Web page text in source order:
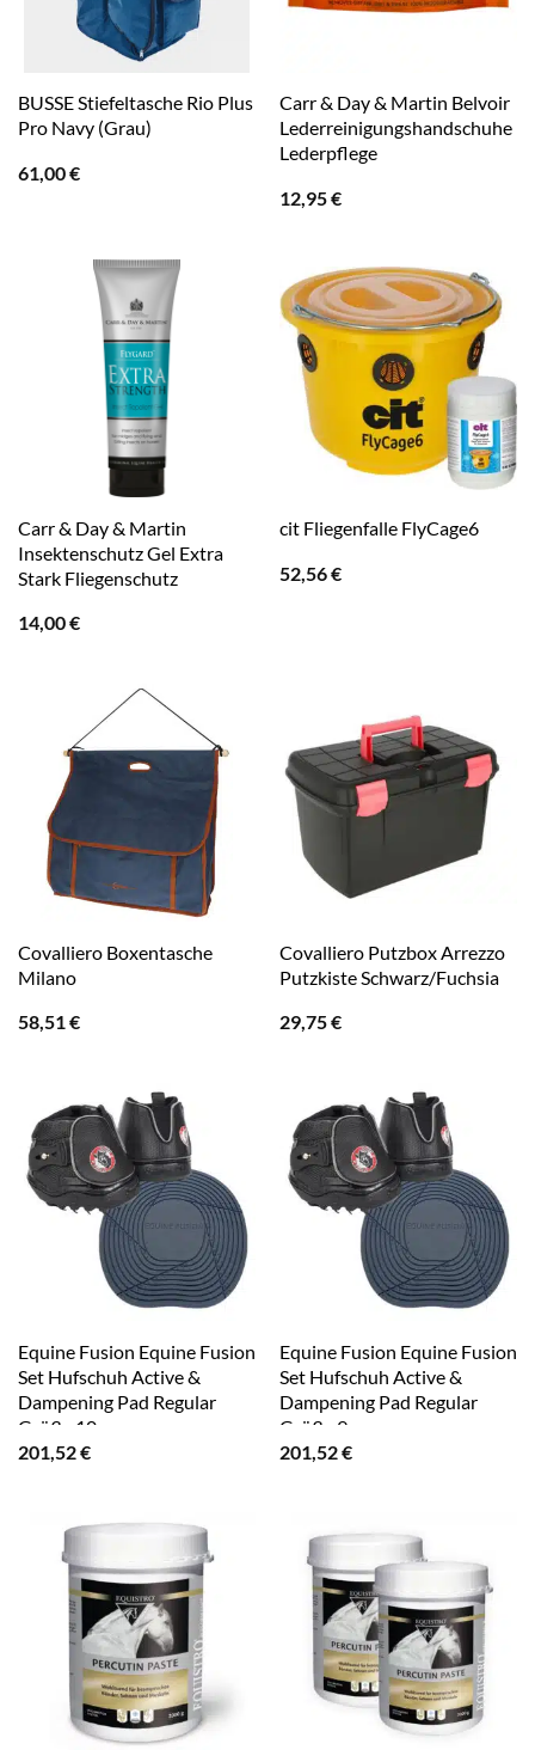
BUSSE Stiefeltasche Rio Plus
Pro Navy (Grau)
61,00€
Carr & Day & Martin Belvoir
Lederreinigungshandschuhe
Lederpflege
12,95€
Carr & Day & Martin
Insektenschutz Gel Extra
Stark Fliegenschutz
14,00€
cit Fliegenfalle FlyCage6
52,56€
Covalliero Boxentasche
Milano
58,51€
Covalliero Putzbox Arrezzo
Putzkiste Schwarz/Fuchsia
29,75€
Equine Fusion Equine Fusion
Set Hufschuh Active &
Dampening Pad Regular
Größe 10
201,52€
Equine Fusion Equine Fusion
Set Hufschuh Active &
Dampening Pad Regular
Größe 9
201,52€